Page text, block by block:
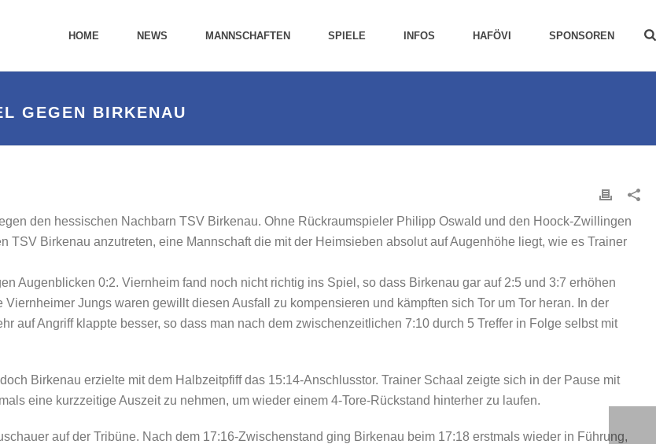
HOME NEWS MANNSCHAFTEN SPIELE INFOS HAFÖVI SPONSOREN
GEGEN BIRKENAU
den hessischen Nachbarn TSV Birkenau. Ohne Rückraumspieler Philipp Oswald und den Hoock-Zwillingen
TSV Birkenau anzutreten, eine Mannschaft die mit der Heimsieben absolut auf Augenhöhe liegt, wie es Trainer
Augenblicken 0:2. Viernheim fand noch nicht richtig ins Spiel, so dass Birkenau gar auf 2:5 und 3:7 erhöhen
Jungs waren gewillt diesen Ausfall zu kompensieren und kämpften sich Tor um Tor heran. In der
auf Angriff klappte besser, so dass man nach dem zwischenzeitlichen 7:10 durch 5 Treffer in Folge selbst mit
Birkenau erzielte mit dem Halbzeitpfiff das 15:14-Anschlusstor. Trainer Schaal zeigte sich in der Pause mit
eine kurzzeitige Auszeit zu nehmen, um wieder einem 4-Tore-Rückstand hinterher zu laufen.
auf der Tribüne. Nach dem 17:16-Zwischenstand ging Birkenau beim 17:18 erstmals wieder in Führung,